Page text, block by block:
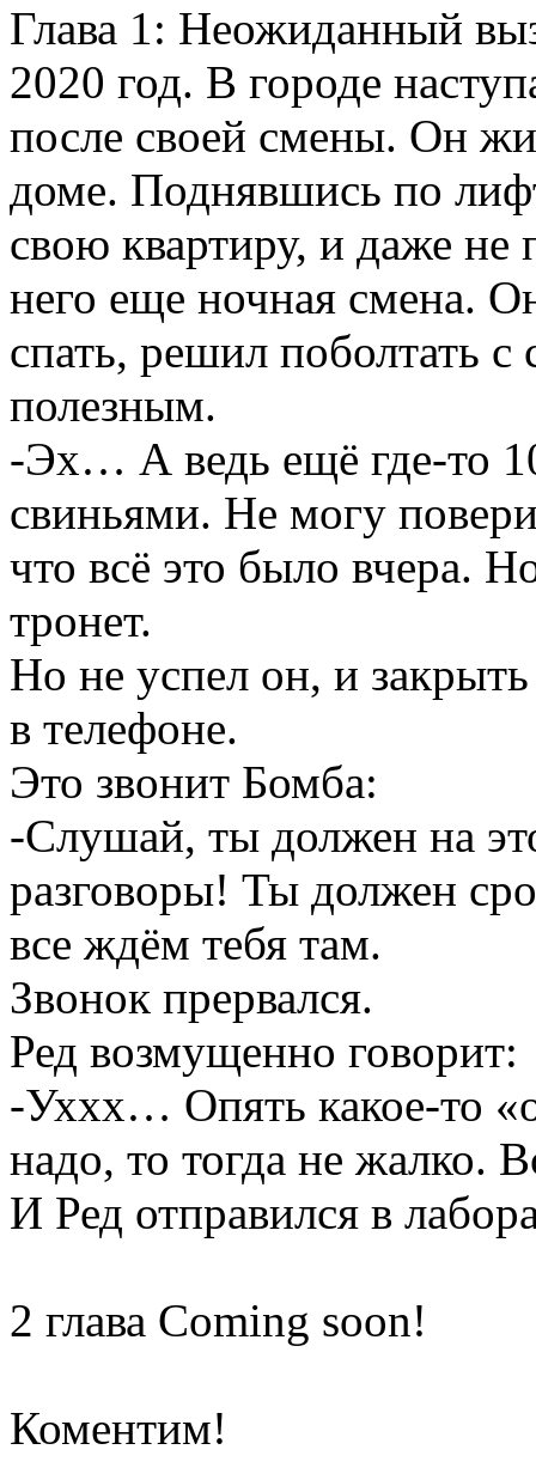
Глава 1: Неожиданный
2020 год. В городе
после своей смены. Он
доме. Поднявшись по
свою квартиру, и даже не
него еще ночная смена.
спать, решил поболтать
полезным.
-Эх… А ведь ещё где-то
свиньями. Не могу
что всё это было вчера.
тронет.
Но не успел он, и закрыть
в телефоне.
Это звонит Бомба:
-Слушай, ты должен на
разговоры! Ты должен
все ждём тебя там.
Звонок прервался.
Ред возмущенно говорит:
-Уххх… Опять какое-то
надо, то тогда не жалко.
И Ред отправился в
2 глава Coming soon!
Коментим!